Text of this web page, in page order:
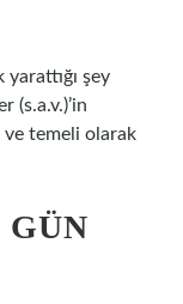
şey
(s.a.v.)’in
ve temeli olarak